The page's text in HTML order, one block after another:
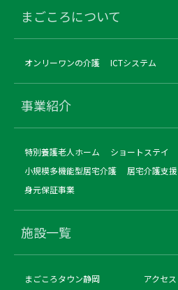
まごころについて
オンリーワンの介護 ICTシステム
事業紹介
特別養護老人ホーム ショートステイ
小規模多機能型居宅介護
居宅介護支援
身元保証事業
施設一覧
まごころタウン静岡
アクセス